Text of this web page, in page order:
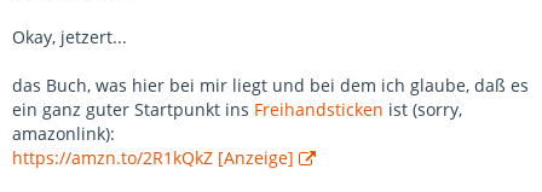
Okay, jetzert...
das Buch, was hier bei mir liegt und bei dem ich glaube, daß es
ein ganz guter Startpunkt ins Freihandsticken ist (sorry,
amazonlink):
https://amzn.to/2R1kQkZ [Anzeige]